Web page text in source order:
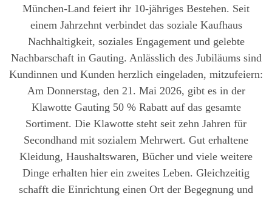
München-Land feiert ihr 10-jähriges Bestehen. Seit
einem Jahrzehnt verbindet das soziale Kaufhaus
Nachhaltigkeit, soziales Engagement und gelebte
Nachbarschaft in Gauting. Anlässlich des Jubiläums sind
Kundinnen und Kunden herzlich eingeladen, mitzufeiern:
Am Donnerstag, den 21. Mai 2026, gibt es in der
Klawotte Gauting 50 % Rabatt auf das gesamte
Sortiment. Die Klawotte steht seit zehn Jahren für
Secondhand mit sozialem Mehrwert. Gut erhaltene
Kleidung, Haushaltswaren, Bücher und viele weitere
Dinge erhalten hier ein zweites Leben. Gleichzeitig
schafft die Einrichtung einen Ort der Begegnung und